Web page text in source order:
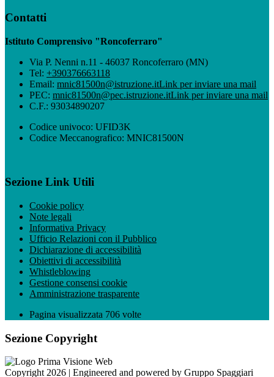
Contatti
Istituto Comprensivo "Roncoferraro"
Via P. Nenni n.11 - 46037 Roncoferraro (MN)
Tel: +390376663118
Email: mnic81500n@istruzione.itLink per inviare una mail
PEC: mnic81500n@pec.istruzione.itLink per inviare una mail
C.F.: 93034890207
Codice univoco: UFID3K
Codice Meccanografico: MNIC81500N
Sezione Link Utili
Cookie policy
Note legali
Informativa Privacy
Ufficio Relazioni con il Pubblico
Dichiarazione di accessibilità
Obiettivi di accessibilità
Whistleblowing
Gestione consensi cookie
Amministrazione trasparente
Pagina visualizzata 706 volte
Sezione Copyright
Copyright 2026 | Engineered and powered by Gruppo Spaggiari